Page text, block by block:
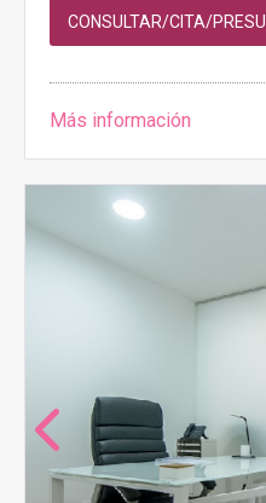
CONSULTAR/CITA/
Más información